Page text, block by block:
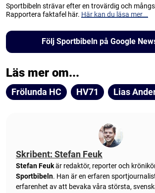
Sportbibeln strävar efter en trovärdig och
Rapportera faktafel här. Här kan du läsa mer...
Följ Sportbibeln på Google
Läs mer om...
Frölunda HC HV71 Lias
Skribent: Stefan Feuk
Stefan Feukär redaktör, reporter och
Sportbibeln. Han är en erfaren
erfarenhet av att bevaka våra största,